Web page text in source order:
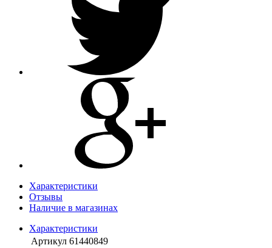
Характеристики
Отзывы
Наличие в магазинах
Характеристики
Артикул 61440849